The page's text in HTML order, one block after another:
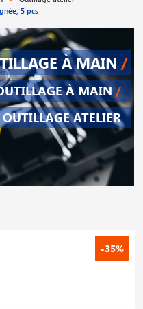
5 pcs
À MAIN /
À MAIN /
OUTILLAGE ATELIER
-35%